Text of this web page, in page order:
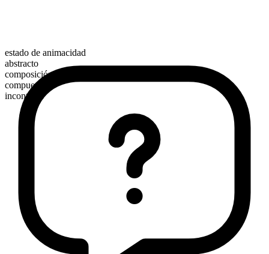
estado de animacidad
abstracto
composición morfológica
compuesto
incontable